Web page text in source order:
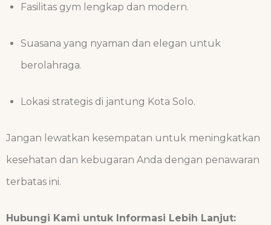
Fasilitas gym lengkap dan modern.
Suasana yang nyaman dan elegan untuk
berolahraga.
Lokasi strategis di jantung Kota Solo.
Jangan lewatkan kesempatan untuk meningkatkan
kesehatan dan kebugaran Anda dengan penawaran
terbatas ini.
Hubungi Kami untuk Informasi Lebih Lanjut: